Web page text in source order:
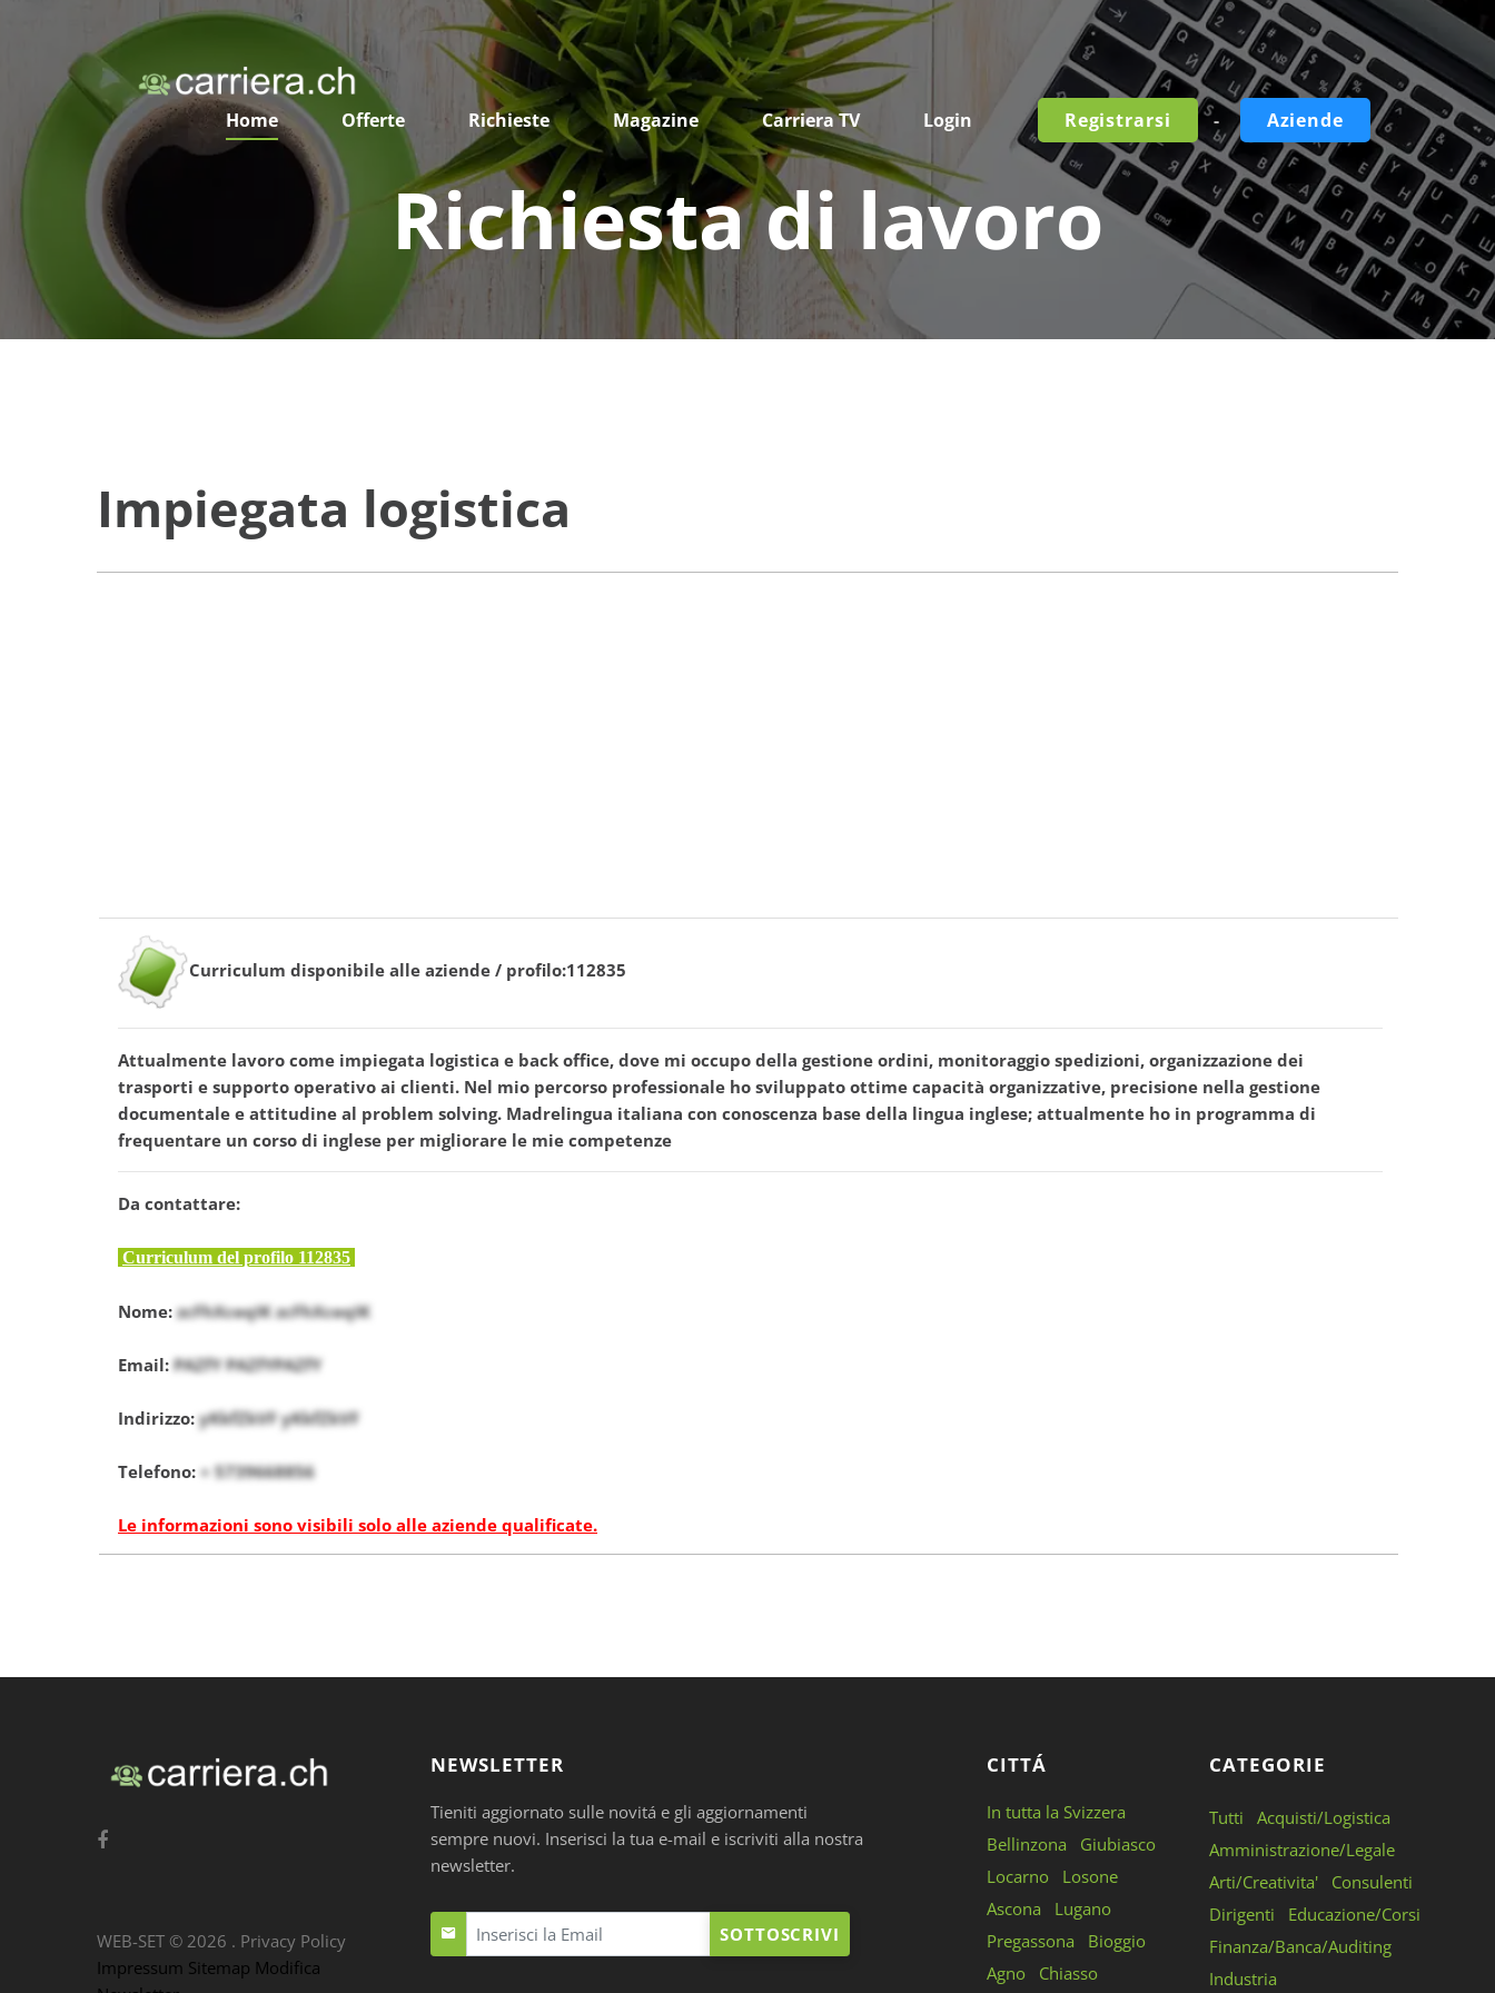
Home Offerte Richieste Magazine Carriera TV Login Registrarsi - Aziende
Richiesta di lavoro
Impiegata logistica
Curriculum disponibile alle aziende / profilo:112835
Attualmente lavoro come impiegata logistica e back office, dove mi occupo della gestione ordini, monitoraggio spedizioni, organizzazione dei
trasporti e supporto operativo ai clienti. Nel mio percorso professionale ho sviluppato ottime capacità organizzative, precisione nella gestione
documentale e attitudine al problem solving. Madrelingua italiana con conoscenza base della lingua inglese; attualmente ho in programma di
frequentare un corso di inglese per migliorare le mie competenze
Da contattare:
Curriculum del profilo 112835
Nome:zcFhXceqIK zcFhXceqIK
Email:PAZfY PAZfYPAZfY
Indirizzo:yKkfZkVF yKkfZkVF
Telefono: + 5739668856
Le informazioni sono visibili solo alle aziende qualificate.
NEWSLETTER
Tieniti aggiornato sulle novitá e gli aggiornamenti
sempre nuovi. Inserisci la tua e-mail e iscriviti alla nostra
newsletter.
SOTTOSCRIVI
CITTÁ
In tutta la Svizzera
Bellinzona
Giubiasco
Locarno
Losone
Ascona
Lugano
Pregassona
Bioggio
Agno
Chiasso
CATEGORIE
Tutti
Acquisti/Logistica
Amministrazione/Legale
Arti/Creativita'
Consulenti
Dirigenti
Educazione/Corsi
Finanza/Banca/Auditing
Industria
WEB-SET © 2026 . Privacy Policy
Impressum Sitemap Modifica